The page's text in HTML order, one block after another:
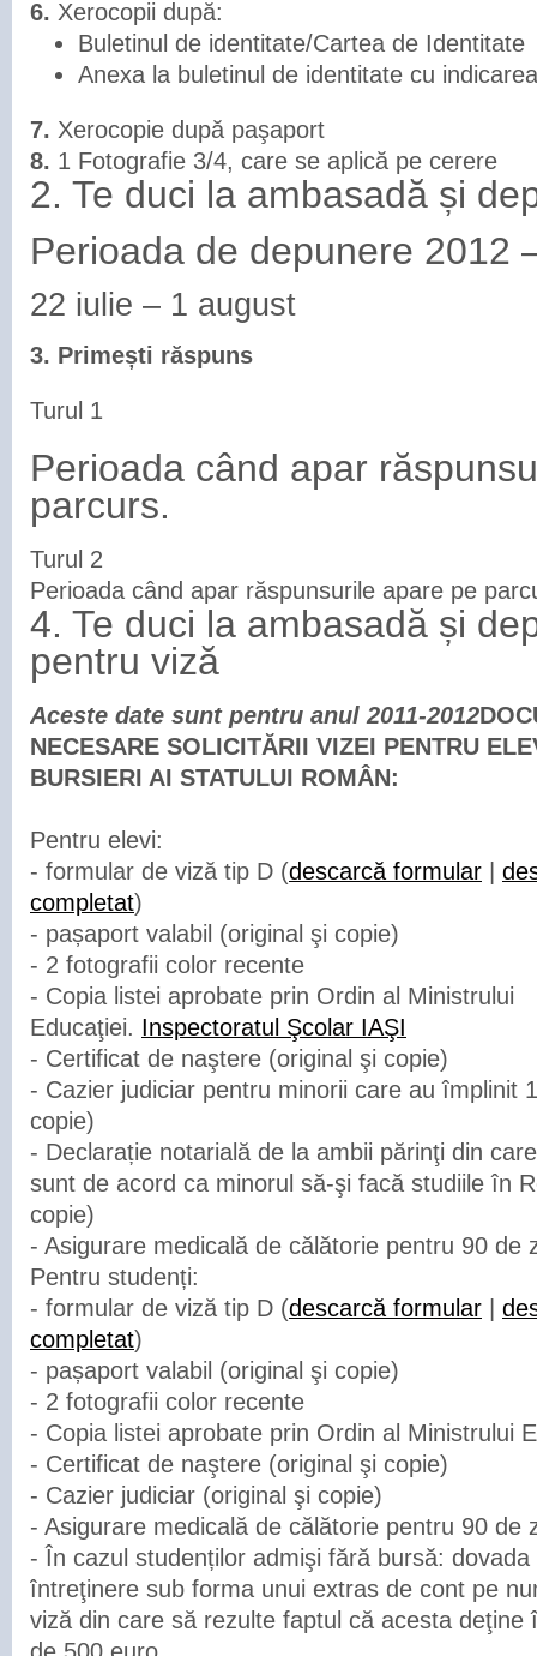
6. Xerocopii după:
Buletinul de identitate/Cartea de Identitate
Anexa la buletinul de identitate cu
7. Xerocopie după paşaport
8. 1 Fotografie 3/4, care se aplică pe cerere
2. Te duci la ambasadă și
Perioada de depunere 2012
22 iulie – 1 august
3. Primești răspuns
Turul 1
Perioada când apar
parcurs.
Turul 2
Perioada când apar răspunsurile apare pe
4. Te duci la ambasadă și
pentru viză
Aceste date sunt pentru anul 2011-2012
NECESARE SOLICITĂRII VIZEI PENTRU
BURSIERI AI STATULUI ROMÂN:
Pentru elevi:
- formular de viză tip D (descarcă formular
completat)
- pașaport valabil (original şi copie)
- 2 fotografii color recente
- Copia listei aprobate prin Ordin al Ministrului
Educaţiei. Inspectoratul Şcolar IAŞI
- Certificat de naştere (original şi copie)
- Cazier judiciar pentru minorii care au împlinit
copie)
- Declarație notarială de la ambii părinţi din
sunt de acord ca minorul să-şi facă studiile în
copie)
- Asigurare medicală de călătorie pentru 90 de
Pentru studenți:
- formular de viză tip D (descarcă formular
completat)
- pașaport valabil (original şi copie)
- 2 fotografii color recente
- Copia listei aprobate prin Ordin al Ministrului
- Certificat de naştere (original şi copie)
- Cazier judiciar (original şi copie)
- Asigurare medicală de călătorie pentru 90 de
- În cazul studenților admişi fără bursă: dovada
întreţinere sub forma unui extras de cont pe
viză din care să rezulte faptul că acesta deţine